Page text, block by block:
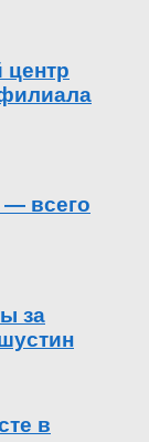
центр
— всего
за
в